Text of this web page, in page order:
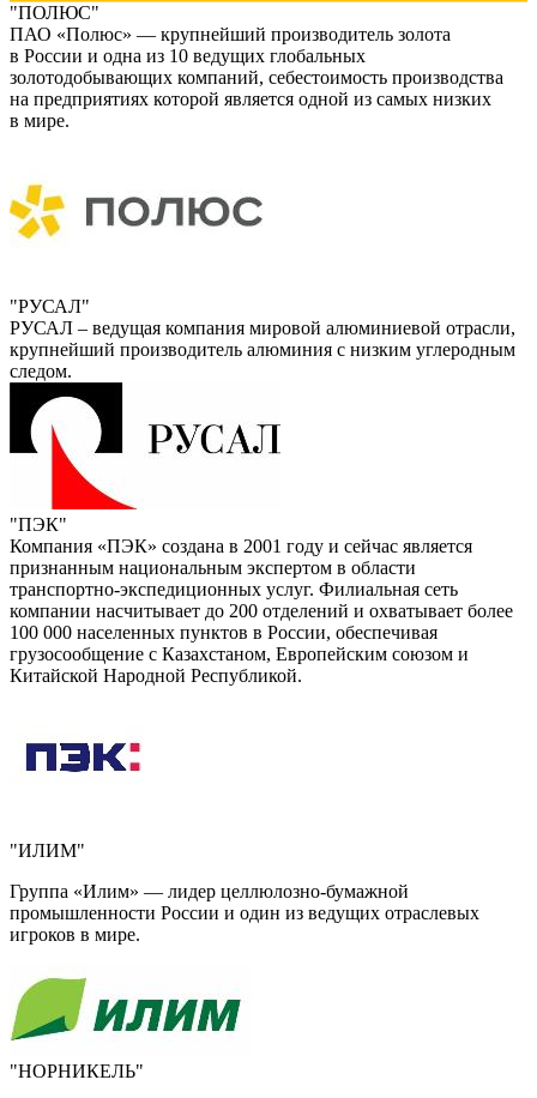
"ПОЛЮС"
ПАО «Полюс» — крупнейший производитель золота
в России и одна из 10 ведущих глобальных
золотодобывающих компаний, себестоимость производства
на предприятиях которой является одной из самых низких
в мире.
"РУСАЛ"
РУСАЛ – ведущая компания мировой алюминиевой отрасли,
крупнейший производитель алюминия с низким углеродным
следом.
"ПЭК"
Компания «ПЭК» создана в 2001 году и сейчас является
признанным национальным экспертом в области
транспортно-экспедиционных услуг. Филиальная сеть
компании насчитывает до 200 отделений и охватывает более
100 000 населенных пунктов в России, обеспечивая
грузосообщение с Казахстаном, Европейским союзом и
Китайской Народной Республикой.
"ИЛИМ"
Группа «Илим» — лидер целлюлозно-бумажной
промышленности России и один из ведущих отраслевых
игроков в мире.
"НОРНИКЕЛЬ"